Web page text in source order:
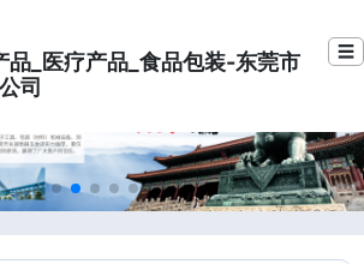
品_医疗产品_食品包装-东莞市
司
☰